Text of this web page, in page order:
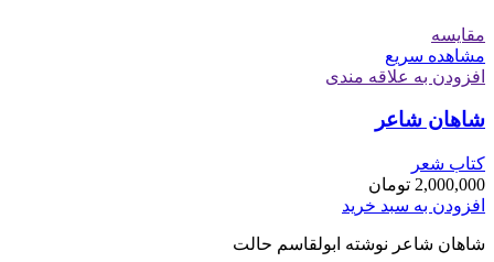
مقایسه
مشاهده سریع
افزودن به علاقه مندی
شاهان شاعر
کتاب شعر
2,000,000 تومان
افزودن به سبد خرید
شاهان شاعر نوشته ابولقاسم حالت